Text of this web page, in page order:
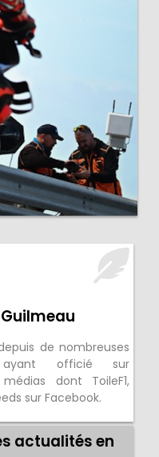
de nombreuses
ayant officié sur
dont ToileF1,
sur Facebook.
actualités en